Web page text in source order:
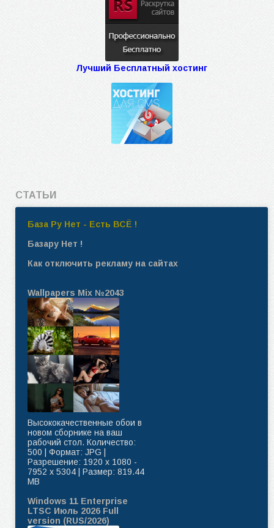
Лучший Бесплатный хостинг
СТАТЬИ
База Ру Нет - Есть ВСЁ !
Базару Нет !
Как отключить рекламу на сайтах
Wallpapers Mix №2043
Высококачественные обои в
новом сборнике на ваш
рабочий стол. Количество:
500 | Формат: JPG |
Разрешение: 1920 x 1080 -
7952 x 5304 | Размер: 819.44
MB
Windows 11 Enterprise
LTSC Июль 2026 Full
version (RUS/2026)